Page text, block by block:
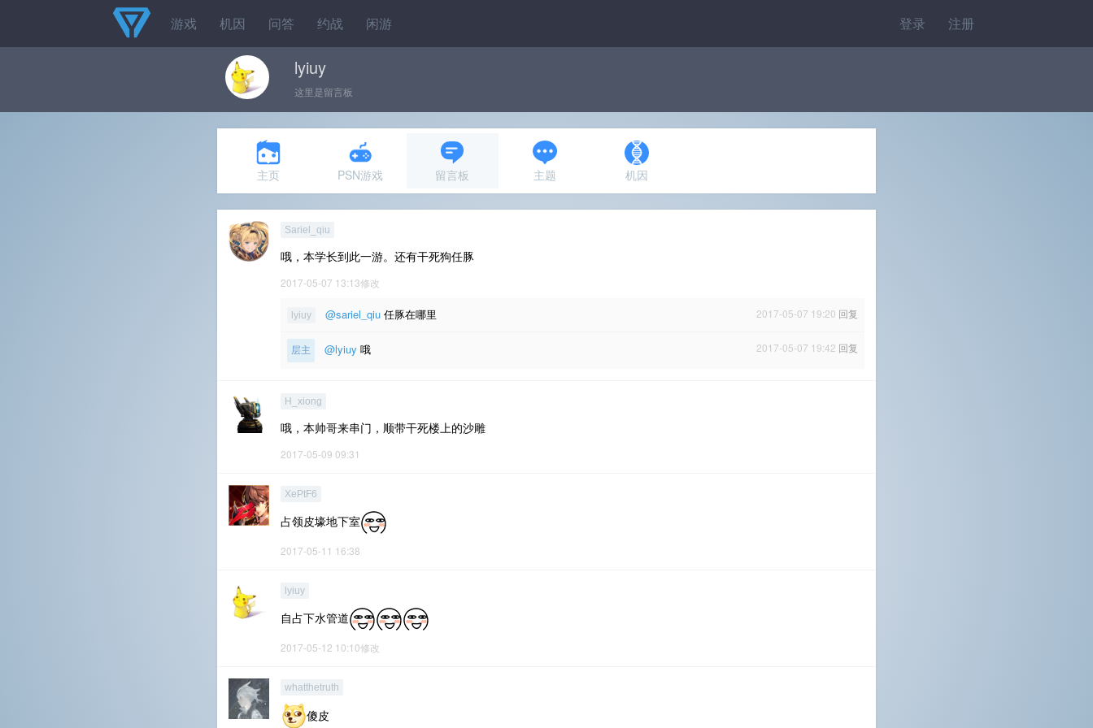
登录 注册
游戏 机因 问答 约战 闲游
lyiuy
这里是留言板
主页 PSN游戏 留言板 主题 机因
Sariel_qiu
哦，本学长到此一游。还有干死狗任豚
2017-05-07 13:13修改
2017-05-07 19:20 回复
lyiuy @sariel_qiu 任豚在哪里
2017-05-07 19:42 回复
层主 @lyiuy 哦
H_xiong
哦，本帅哥来串门，顺带干死楼上的沙雕
2017-05-09 09:31
XePtF6
占领皮壕地下室
2017-05-11 16:38
lyiuy
自占下水管道
2017-05-12 10:10修改
whatthetruth
傻皮